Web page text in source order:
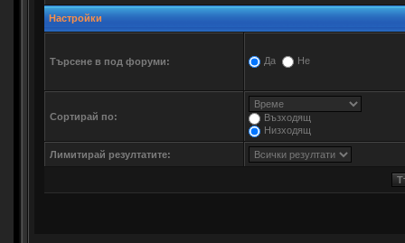
Настройки
Търсене в под форуми: Да Не
Сортирай по:
Възходящ
Низходящ
Лимитирай резултатите: